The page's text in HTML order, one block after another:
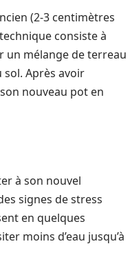
(2-3 centimètres
consiste à
un mélange de terreau
Après avoir
nouveau pot en
à son nouvel
signes de stress
en quelques
moins d’eau jusqu’à